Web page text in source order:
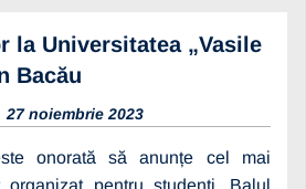
la Universitatea „Vasile
Bacău
27 noiembrie 2023
onorată să anunțe cel mai
organizat pentru studenți, Balul